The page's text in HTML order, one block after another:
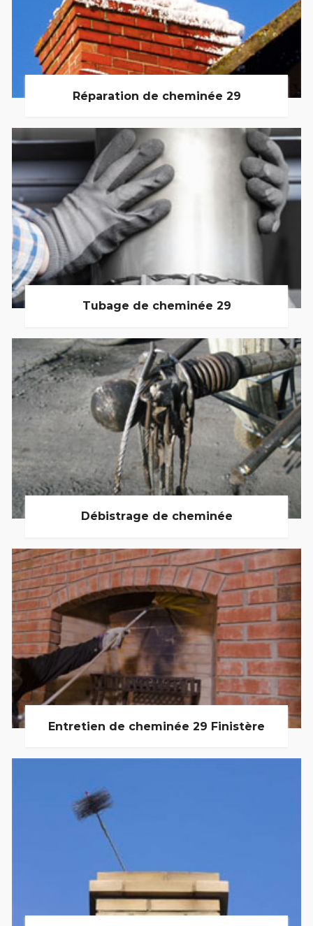
Réparation de cheminée 29
Tubage de cheminée 29
Débistrage de cheminée
Entretien de cheminée 29 Finistère